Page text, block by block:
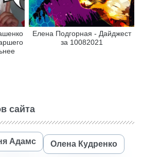
Елена Подгорная - Дайджест
за 10082021
сайта
Адамс Олена Кудренко